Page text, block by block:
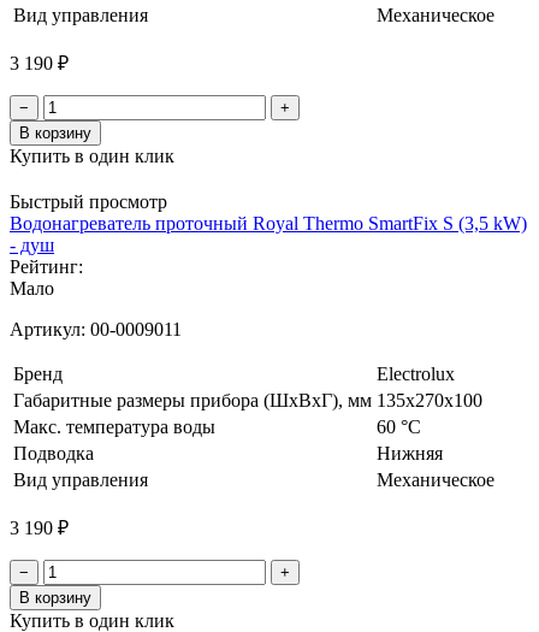
Вид управления
Механическое
3 190 ₽
−
+
В корзину
Купить в один клик
Быстрый просмотр
Водонагреватель проточный Royal Thermo SmartFix S (3,5 kW)
- душ
Рейтинг:
Мало
Артикул: 00-0009011
Бренд
Electrolux
Габаритные размеры прибора (ШхВхГ), мм 135x270x100
Макс. температура воды
60 °С
Подводка
Нижняя
Вид управления
Механическое
3 190 ₽
−
+
В корзину
Купить в один клик